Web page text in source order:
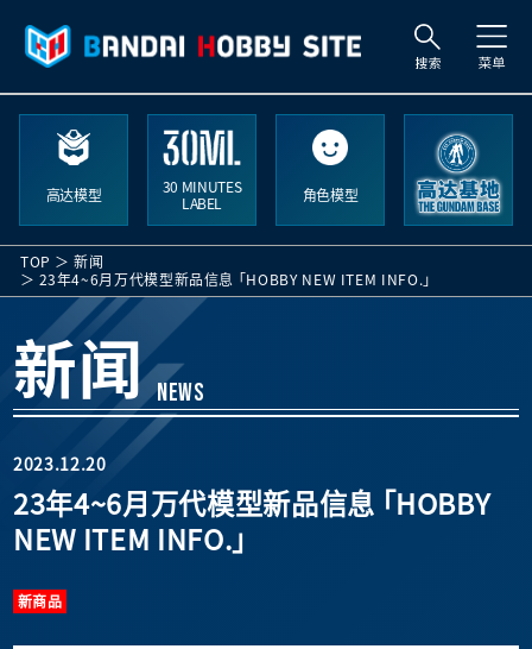
索
高达模型
30 MINUTES
LABEL
角色模型
TOP
新闻
23年4~6月万代模型新品信息 「HOBBY NEW ITEM INFO.」
新闻 NEWS
2023.12.20
23年4~6月万代模型新品信息 「HOBBY
NEW ITEM INFO.」
新商品